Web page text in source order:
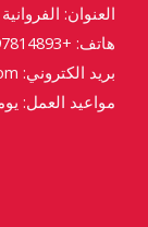
العنوان: الفروانية
هاتف: +96597814893
بريد الكتروني: ads.malik.1985@gmail.com
مواعيد العمل: يومياً من 6ص وحتى 8م